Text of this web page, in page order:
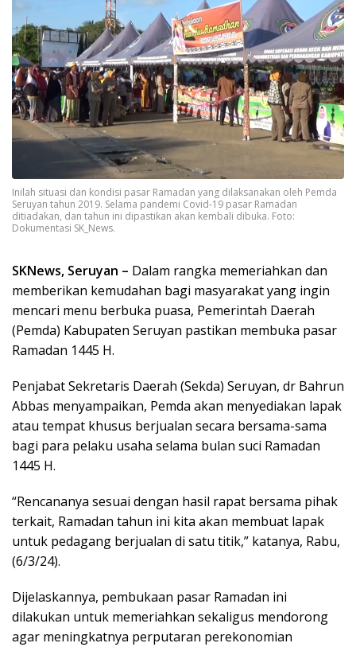
Inilah situasi dan kondisi pasar Ramadan yang dilaksanakan oleh Pemda
Seruyan tahun 2019. Selama pandemi Covid-19 pasar Ramadan
ditiadakan, dan tahun ini dipastikan akan kembali dibuka. Foto:
Dokumentasi SK_News.
SKNews, Seruyan – Dalam rangka memeriahkan dan
memberikan kemudahan bagi masyarakat yang ingin
mencari menu berbuka puasa, Pemerintah Daerah
(Pemda) Kabupaten Seruyan pastikan membuka pasar
Ramadan 1445 H.
Penjabat Sekretaris Daerah (Sekda) Seruyan, dr Bahrun
Abbas menyampaikan, Pemda akan menyediakan lapak
atau tempat khusus berjualan secara bersama-sama
bagi para pelaku usaha selama bulan suci Ramadan
1445 H.
“Rencananya sesuai dengan hasil rapat bersama pihak
terkait, Ramadan tahun ini kita akan membuat lapak
untuk pedagang berjualan di satu titik,” katanya, Rabu,
(6/3/24).
Dijelaskannya, pembukaan pasar Ramadan ini
dilakukan untuk memeriahkan sekaligus mendorong
agar meningkatnya perputaran perekonomian